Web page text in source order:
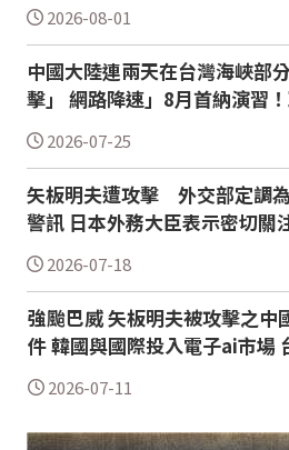
賴清德：日本有需要台灣搜救隊
2026-08-01
中國大陸連兩天在台灣海峽部
擊」 網路降速」8月首納演習！政院公告重要
時程 台經院上修今年經濟成長率至10.38%
台灣各機構最高
2026-07-25
矢板明夫遭攻擊 外交部定調
警訊 日本外務大臣表示密切關注相關動向 南
海仲裁案裁決10週年 14國聯合
強烈不接受
2026-07-18
強颱巴威 矢板明夫被攻擊之中
件 韓國與國際投入電子ai市場
略與經濟地位關鍵重要
2026-07-11